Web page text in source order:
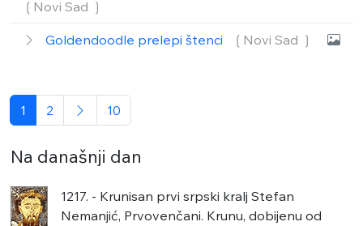
❲Novi Sad ❳
Goldendoodle prelepi štenci ❲Novi Sad ❳
1 2 10
Na današnji dan
1217. - Krunisan prvi srpski kralj Stefan
Nemanjić, Prvovenčani. Krunu, dobijenu od